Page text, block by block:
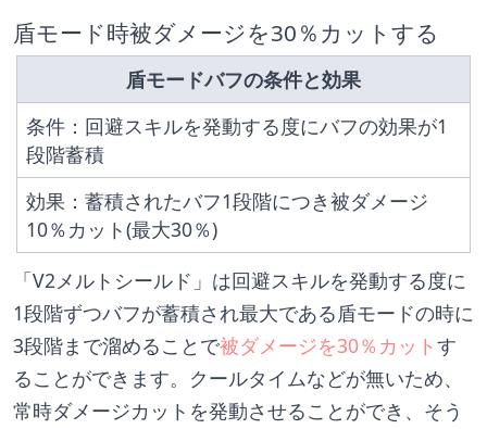
盾モード時被ダメージを30％カットする
盾モードバフの条件と効果
条件：回避スキルを発動する度にバフの効果が1
段階蓄積
効果：蓄積されたバフ1段階につき被ダメージ
10％カット(最大30％)
「V2メルトシールド」は回避スキルを発動する度に
1段階ずつバフが蓄積され最大である盾モードの時に
3段階まで溜めることで被ダメージを30％カットす
ることができます。クールタイムなどが無いため、
常時ダメージカットを発動させることができ、そう